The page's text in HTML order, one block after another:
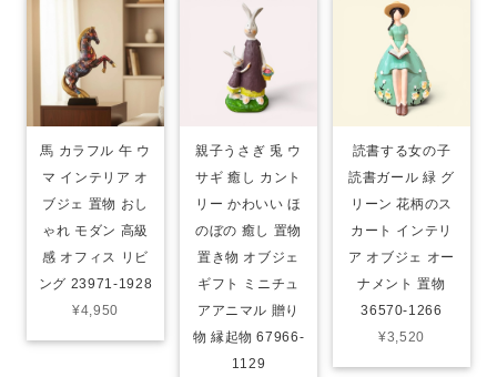
馬 カラフル 午 ウ
マ インテリア オ
ブジェ 置物 おし
ゃれ モダン 高級
感 オフィス リビ
ング 23971-1928
¥4,950
親子うさぎ 兎 ウ
サギ 癒し カント
リー かわいい ほ
のぼの 癒し 置物
置き物 オブジェ
ギフト ミニチュ
アアニマル 贈り
物 縁起物 67966-
1129
読書する女の子
読書ガール 緑 グ
リーン 花柄のス
カート インテリ
ア オブジェ オー
ナメント 置物
36570-1266
¥3,520